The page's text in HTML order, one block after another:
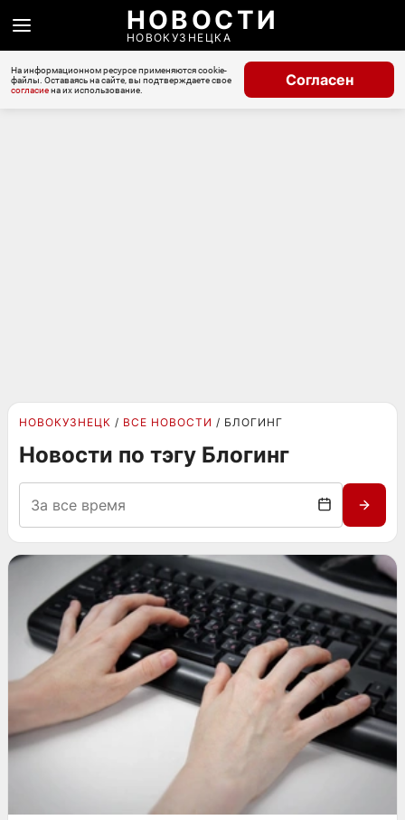
НОВОСТИ
НОВОКУЗНЕЦКА
На информационном ресурсе применяются cookie-
файлы. Оставаясь на сайте, вы подтверждаете свое
согласиена их использование.
Согласен
НОВОКУЗНЕЦК ВСЕ НОВОСТИ БЛОГИНГ
Новости по тэгу Блогинг